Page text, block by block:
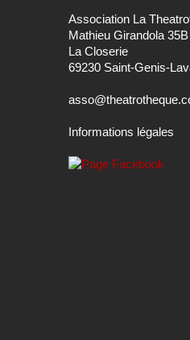
Association La
Mathieu Girandola
La Closerie
69230 Saint-Genis-
Informations légales